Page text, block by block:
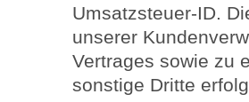
Umsatzsteuer-ID.
unserer
Vertrages sowie zu
sonstige Dritte